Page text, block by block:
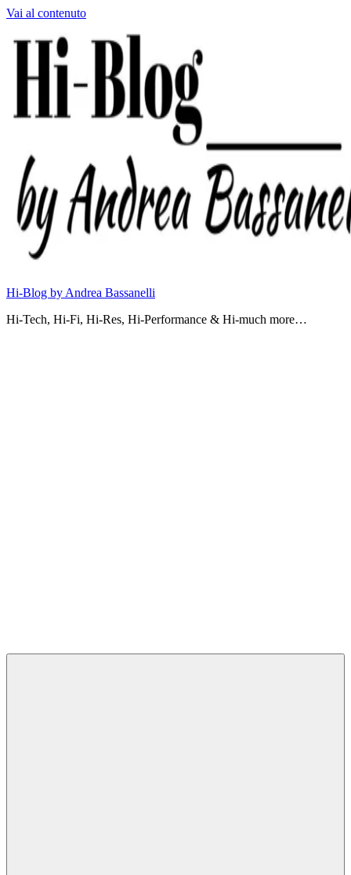
Vai al contenuto
Hi-Blog by Andrea Bassanelli
Hi-Tech, Hi-Fi, Hi-Res, Hi-Performance & Hi-much more…